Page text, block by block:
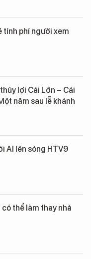
tính phí người xem
lợi Cái Lớn – Cái
năm sau lễ khánh
AI lên sóng HTV9
thể làm thay nhà